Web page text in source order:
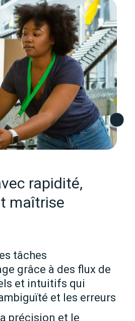
rapidité,
maîtrise
tâches
grâce à des flux de
et intuitifs qui
et les erreurs
précision et le